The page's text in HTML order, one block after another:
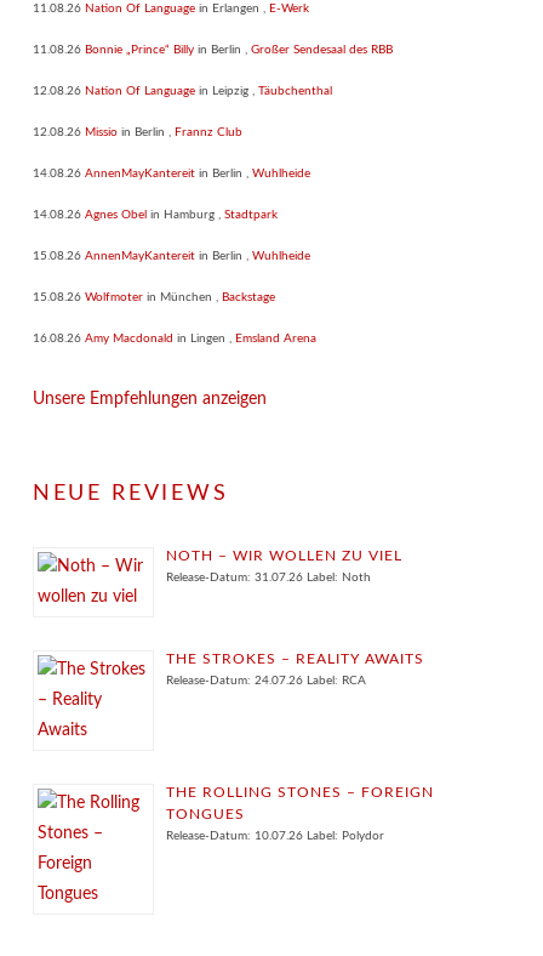
11.08.26 Nation Of Language in Erlangen E-Werk
11.08.26 Bonnie „Prince“ Billy in Berlin Großer Sendesaal des RBB
12.08.26 Nation Of Language in Leipzig Täubchenthal
12.08.26 Missio in Berlin Frannz Club
14.08.26 AnnenMayKantereit in Berlin Wuhlheide
14.08.26 Agnes Obel in Hamburg Stadtpark
15.08.26 AnnenMayKantereit in Berlin Wuhlheide
15.08.26 Wolfmoter in München Backstage
16.08.26 Amy Macdonald in Lingen Emsland Arena
Unsere Empfehlungen anzeigen
NEUE REVIEWS
NOTH – WIR WOLLEN ZU VIEL
Release-Datum: 31.07.26 Label: Noth
THE STROKES – REALITY AWAITS
Release-Datum: 24.07.26 Label: RCA
THE ROLLING STONES – FOREIGN
TONGUES
Release-Datum: 10.07.26 Label: Polydor